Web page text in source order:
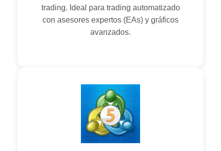
trading. Ideal para trading automatizado
con asesores expertos (EAs) y gráficos
avanzados.